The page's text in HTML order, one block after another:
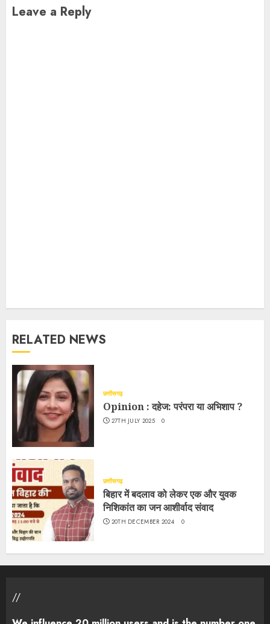
Leave a Reply
RELATED NEWS
छत्तीसगढ़
Opinion : दहेज: परंपरा या अभिशाप ?
27TH JULY 2025 0
छत्तीसगढ़
बिहार में बदलाव को लेकर एक और युवक
निशिकांत का जन आशीर्वाद संवाद
20TH DECEMBER 2024 0
//